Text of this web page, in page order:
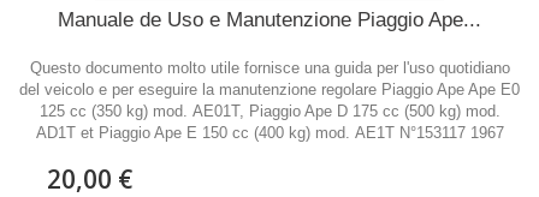
Manuale de Uso e Manutenzione Piaggio Ape...
Questo documento molto utile fornisce una guida per l'uso quotidiano
del veicolo e per eseguire la manutenzione regolare Piaggio Ape Ape E0
125 cc (350 kg) mod. AE01T, Piaggio Ape D 175 cc (500 kg) mod.
AD1T et Piaggio Ape E 150 cc (400 kg) mod. AE1T N°153117 1967
20,00 €